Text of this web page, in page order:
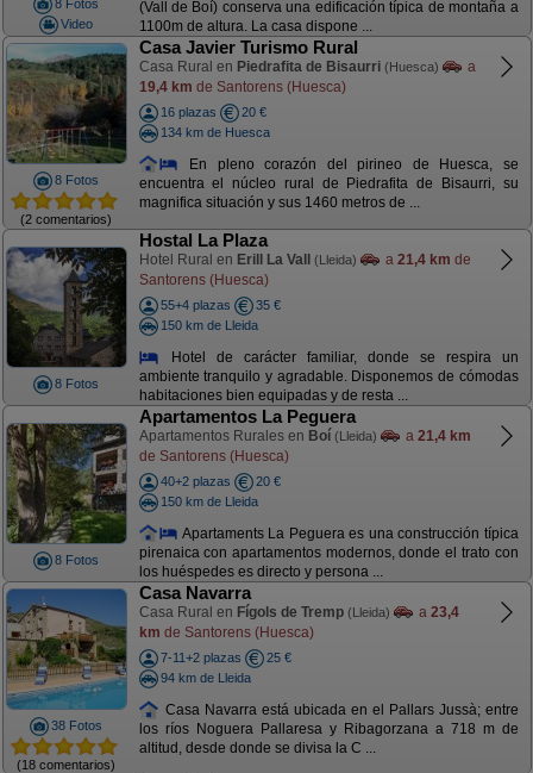
8 Fotos
Video
(Vall de Boí) conserva una edificación típica de montaña a
1100m de altura. La casa dispone ...
8 Fotos
(2 comentarios)
Casa Javier Turismo Rural
Casa Rural en Piedrafita de Bisaurri (Huesca)
a
19,4 km de Santorens (Huesca)
16 plazas
20 €
134 km de Huesca
En pleno corazón del pirineo de Huesca, se
encuentra el núcleo rural de Piedrafita de Bisaurri, su
magnifica situación y sus 1460 metros de ...
8 Fotos
Hostal La Plaza
Hotel Rural en Erill La Vall (Lleida) a 21,4 km de
Santorens (Huesca)
55+4 plazas
35 €
150 km de Lleida
Hotel de carácter familiar, donde se respira un
ambiente tranquilo y agradable. Disponemos de cómodas
habitaciones bien equipadas y de resta ...
8 Fotos
Apartamentos La Peguera
Apartamentos Rurales en Boí (Lleida) a 21,4 km
de Santorens (Huesca)
40+2 plazas
20 €
150 km de Lleida
Apartaments La Peguera es una construcción típica
pirenaica con apartamentos modernos, donde el trato con
los huéspedes es directo y persona ...
38 Fotos
(18 comentarios)
Casa Navarra
Casa Rural en Fígols de Tremp (Lleida) a 23,4
km de Santorens (Huesca)
7-11+2 plazas
25 €
94 km de Lleida
Casa Navarra está ubicada en el Pallars Jussà; entre
los ríos Noguera Pallaresa y Ribagorzana a 718 m de
altitud, desde donde se divisa la C ...